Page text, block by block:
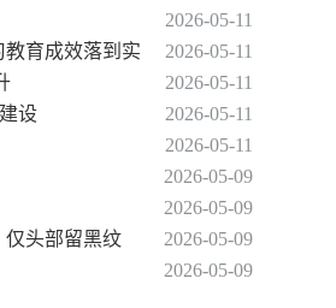
2026-05-11
教育成效落到实
2026-05-11
2026-05-11
设
2026-05-11
2026-05-11
2026-05-09
2026-05-09
仅头部留黑纹
2026-05-09
2026-05-09